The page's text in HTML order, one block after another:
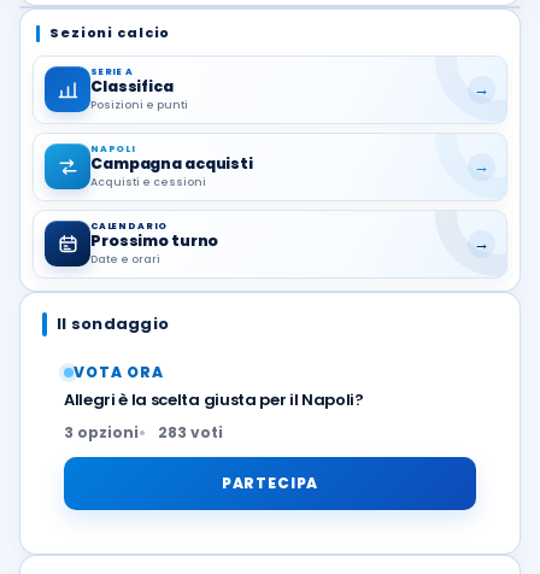
Sezioni calcio
SERIE A
Classifica
Posizioni e punti
→
NAPOLI
Campagna acquisti
Acquisti e cessioni
→
CALENDARIO
Prossimo turno
Date e orari
→
Il sondaggio
VOTA ORA
Allegri è la scelta giusta per il Napoli?
3 opzioni 283 voti
PARTECIPA